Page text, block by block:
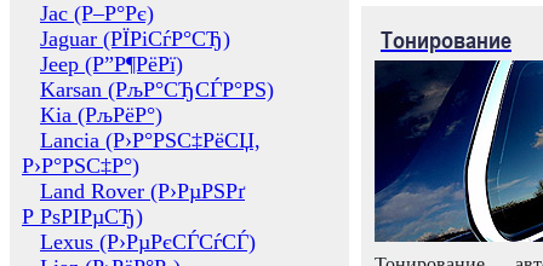
Jac (Р–Р°Рє)
Jaguar (РЇРіСѓР°СЂ)
Jeep (Р”Р¶РёРї)
Karsan (РљР°СЂСЃР°РЅ)
Kia (РљРёР°)
Lancia (Р›Р°РЅС‡РёСЏ,
Р›Р°РЅС‡Р°)
Land Rover (Р›РµРЅРґ
Р РѕРІРµСЂ)
Lexus (Р›РµРєСЃСѓСЃ)
Тонирование